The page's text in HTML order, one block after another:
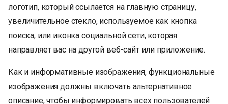
логотип, который ссылается на главную страницу,
увеличительное стекло, используемое как кнопка
поиска, или иконка социальной сети, которая
направляет вас на другой веб-сайт или приложение.
Как и информативные изображения, функциональные
изображения должны включать альтернативное
описание, чтобы информировать всех пользователей